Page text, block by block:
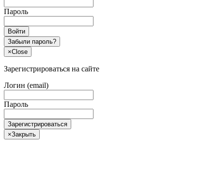
Пароль
Войти
Забыли пароль?
×Close
Зарегистрироваться на сайте
Логин (email)
Пароль
Зарегистрироваться
×Закрыть